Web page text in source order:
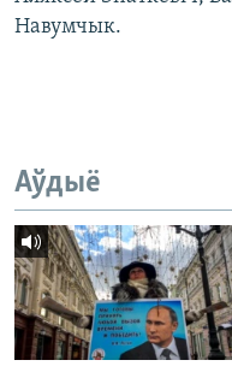
Навумчык.
Аўдыё